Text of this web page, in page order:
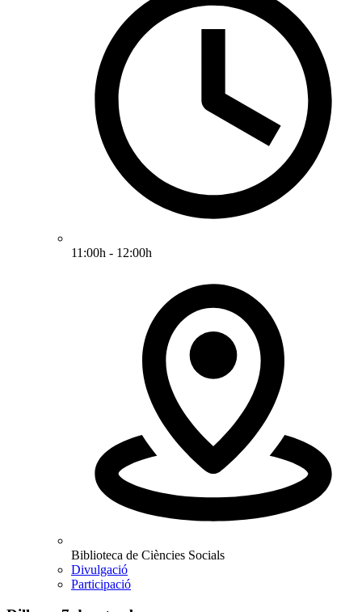
11:00h - 12:00h
Biblioteca de Ciències Socials
Divulgació
Participació